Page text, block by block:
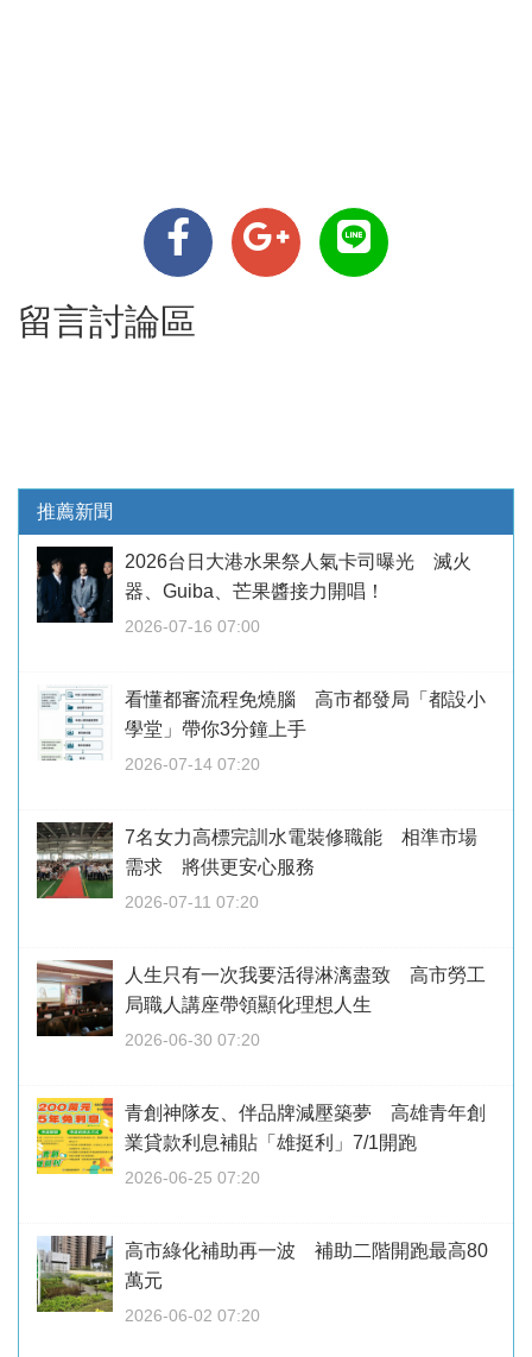
留言討論區
推薦新聞
2026台日大港水果祭人氣卡司曝光 滅火
器、Guiba、芒果醬接力開唱！
2026-07-16 07:00
看懂都審流程免燒腦 高市都發局「都設小
學堂」帶你3分鐘上手
2026-07-14 07:20
7名女力高標完訓水電裝修職能 相準市場
需求 將供更安心服務
2026-07-11 07:20
人生只有一次我要活得淋漓盡致 高市勞工
局職人講座帶領顯化理想人生
2026-06-30 07:20
青創神隊友、伴品牌減壓築夢 高雄青年創
業貸款利息補貼「雄挺利」7/1開跑
2026-06-25 07:20
高市綠化補助再一波 補助二階開跑最高80
萬元
2026-06-02 07:20